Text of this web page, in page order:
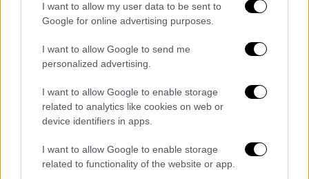
I want to allow my user data to be sent to
Google for online advertising purposes.
I want to allow Google to send me
personalized advertising.
I want to allow Google to enable storage
related to analytics like cookies on web or
device identifiers in apps.
I want to allow Google to enable storage
related to functionality of the website or app.
στοιχεία του Ευρωβαρόμετρου. Το 57% των
Ελλήνων θεωρεί ότι τα πράγματα στην ΕΕ
κινούνται προς τη λάθος κατεύθυνση. Δεν
είναι όμως μόνο αυτό. Δείτε τι άλλο μας
Στις πρώτες προτεραιότητες εν όψει
ευρωπαϊκών εκλογών μπαίνει για εμας η
αγροτική πολιτική με 35%, όταν που στις
άλλες ευρωπαϊκές χώρες είναι στο 23%.